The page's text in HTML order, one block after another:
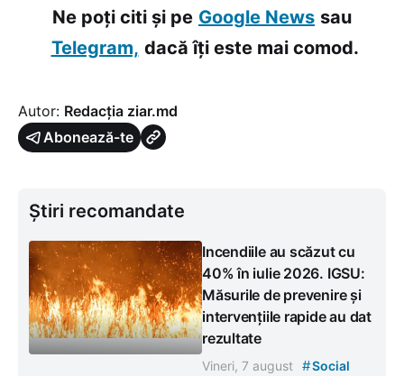
Ne poți citi și pe Google News sau
Telegram, dacă îți este mai comod.
Autor: Redacția ziar.md
Abonează-te
Știri recomandate
Incendiile au scăzut cu
40% în iulie 2026. IGSU:
Măsurile de prevenire și
intervențiile rapide au dat
rezultate
Vineri, 7 august #Social